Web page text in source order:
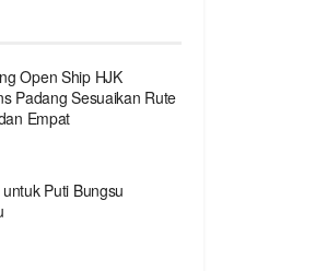
Open Ship HJK
Padang Sesuaikan Rute
Empat
Puti Bungsu